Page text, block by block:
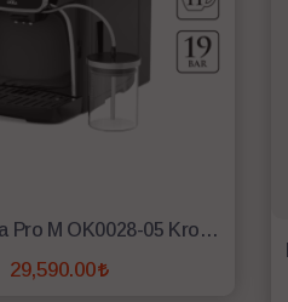
Arzum Okka Pro M OK0028-05 Krom Tam Otomatik Espresso Makinesi - Krom
29,590.00